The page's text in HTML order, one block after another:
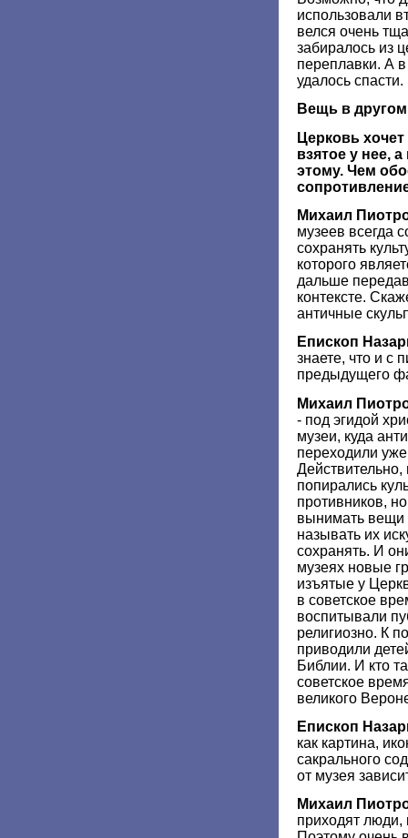
использовали
велся очень
забиралось из
переплавки. А в
удалось спасти.
Вещь в другом
Церковь
взятое у нее,
этому. Чем
Михаил
музеев всегда
сохранять
которого
дальше
контексте.
античные
Епископ
знаете, что и с
предыдущего
Михаил
- под эгидой
музеи, куда
переходили
попирались
противников,
вынимать вещи
называть их
сохранять. И
музеях новые
изъятые у
в советское
воспитывали
религиозно. К
приводили
Библии. И кто
советское
великого
Епископ
как картина,
сакрального
от музея
Михаил
приходят люди,